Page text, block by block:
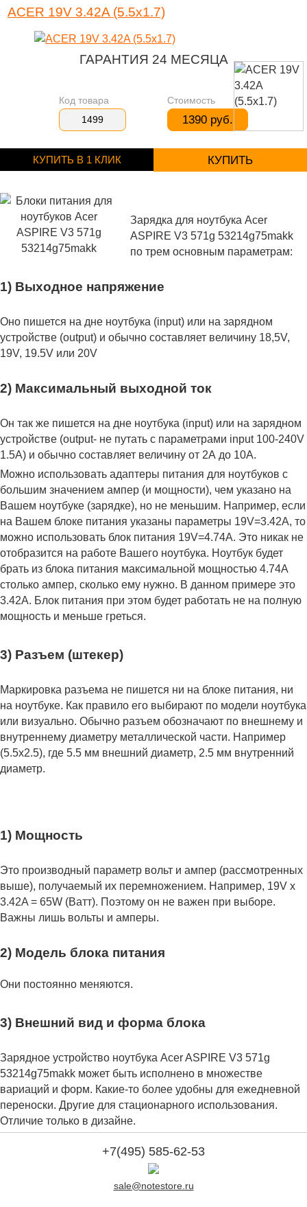
ACER 19V 3.42A (5.5x1.7)
ГАРАНТИЯ 24 МЕСЯЦА
Код товара
1499
Стоимость
1390 руб.
КУПИТЬ В 1 КЛИК КУПИТЬ
Зарядка для ноутбука Acer
ASPIRE V3 571g 53214g75makk
по трем основным параметрам:
1) Выходное напряжение
Оно пишется на дне ноутбука (input) или на зарядном
устройстве (output) и обычно составляет величину 18,5V,
19V, 19.5V или 20V
2) Максимальный выходной ток
Он так же пишется на дне ноутбука (input) или на зарядном
устройстве (output- не путать с параметрами input 100-240V
1.5A) и обычно составляет величину от 2А до 10A.
Можно использовать адаптеры питания для ноутбуков с
большим значением ампер (и мощности), чем указано на
Вашем ноутбуке (зарядке), но не меньшим. Например, если
на Вашем блоке питания указаны параметры 19V=3.42A, то
можно использовать блок питания 19V=4.74A. Это никак не
отобразится на работе Вашего ноутбука. Ноутбук будет
брать из блока питания максимальной мощностью 4.74А
столько ампер, сколько ему нужно. В данном примере это
3.42А. Блок питания при этом будет работать не на полную
мощность и меньше греться.
3) Разъем (штекер)
Маркировка разъема не пишется ни на блоке питания, ни
на ноутбуке. Как правило его выбирают по модели ноутбука
или визуально. Обычно разъем обозначают по внешнему и
внутреннему диаметру металлической части. Например
(5.5x2.5), где 5.5 мм внешний диаметр, 2.5 мм внутренний
диаметр.
1) Мощность
Это производный параметр вольт и ампер (рассмотренных
выше), получаемый их перемножением. Например, 19V x
3.42A = 65W (Ватт). Поэтому он не важен при выборе.
Важны лишь вольты и амперы.
2) Модель блока питания
Они постоянно меняются.
3) Внешний вид и форма блока
Зарядное устройство ноутбука Acer ASPIRE V3 571g
53214g75makk может быть исполнено в множестве
вариаций и форм. Какие-то более удобны для ежедневной
переноски. Другие для стационарного использования.
Отличие только в дизайне.
+7(495) 585-62-53
sale@notestore.ru